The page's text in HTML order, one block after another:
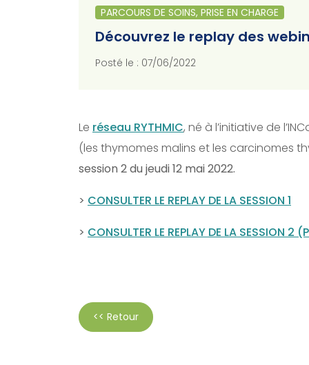
PARCOURS DE SOINS, PRISE EN CHARGE
Découvrez le replay des
Posté le : 07/06/2022
Le réseau RYTHMIC, né à l’initiative de
(les thymomes malins et les carcinomes
session 2 du jeudi 12 mai 2022.
> CONSULTER LE REPLAY DE LA SESSION 1
> CONSULTER LE REPLAY DE LA SESSION 2
<< Retour